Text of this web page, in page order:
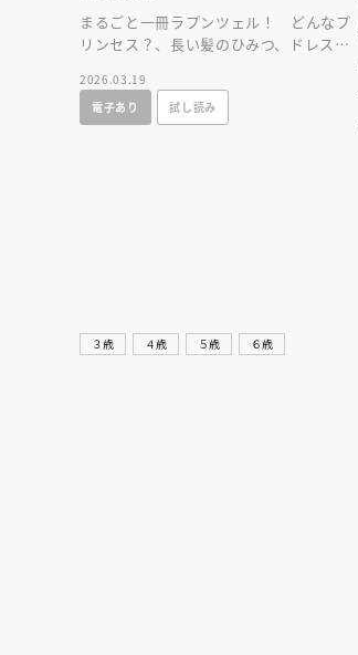
まるごと一冊ラプンツェル！ どんなプ
リンセス？、長い髪のひみつ、ドレスコ
がわかる！
2026.03.19
電子あり
試し読み
３歳 ４歳 ５歳 ６歳